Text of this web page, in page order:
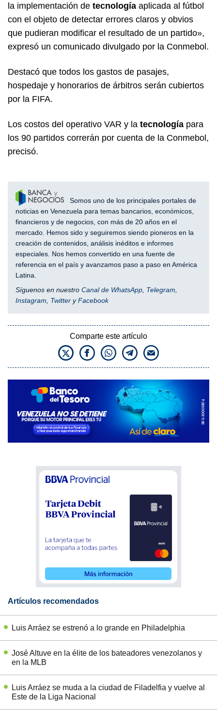
la implementación de tecnología aplicada al fútbol
con el objeto de detectar errores claros y obvios
que pudieran modificar el resultado de un partido»,
expresó un comunicado divulgado por la Conmebol.
Destacó que todos los gastos de pasajes,
hospedaje y honorarios de árbitros serán cubiertos
por la FIFA.
Los costos del operativo VAR y la tecnología para
los 90 partidos correrán por cuenta de la Conmebol,
precisó.
Somos uno de los principales portales de
noticias en Venezuela para temas bancarios, económicos,
financieros y de negocios, con más de 20 años en el
mercado. Hemos sido y seguiremos siendo pioneros en la
creación de contenidos, análisis inéditos e informes
especiales. Nos hemos convertido en una fuente de
referencia en el país y avanzamos paso a paso en América
Latina.
Síguenos en nuestro Canal de WhatsApp Telegram
Instagram
Twitter yFacebook
Comparte este artículo
Artículos recomendados
Luis Arráez se estrenó a lo grande en Philadelphia
José Altuve en la élite de los bateadores venezolanos y
en la MLB
Luis Arráez se muda a la ciudad de Filadelfia y vuelve al
Este de la Liga Nacional